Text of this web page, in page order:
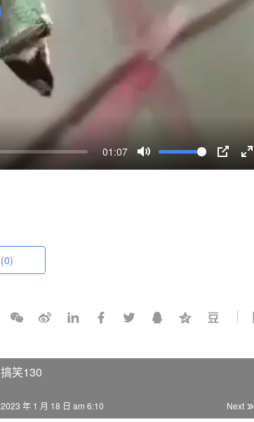
01:07
M
P
E
c
e
(0)
搞笑130
Next
2023 年 1 月 18 日 am 6:10